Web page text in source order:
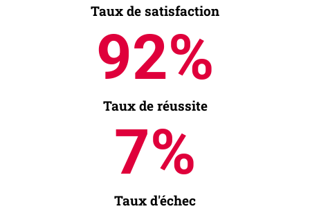
Taux de satisfaction
Taux de réussite
97%
Taux d'échec
2%